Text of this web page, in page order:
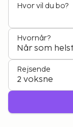
Hvor vil du bo?
Hvornår?
Når som helst
Rejsende
2 voksne